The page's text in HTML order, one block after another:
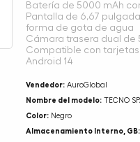
Batería de 5000 mAh
Pantalla de 6,67
forma de gota de agua
Cámara trasera dual de
Compatible con
Android 14
Vendedor:AuroGlobal
Nombre del modelo:TECNO
Color:Negro
Almacenamiento Interno, GB: